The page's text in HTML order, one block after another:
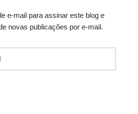
e-mail para assinar este blog e
novas publicações por e-mail.